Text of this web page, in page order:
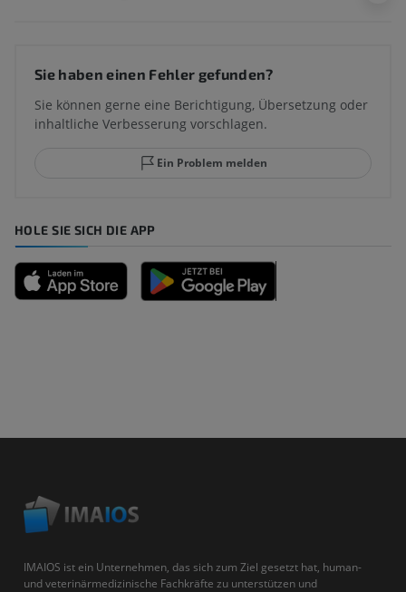
Sie haben einen Fehler gefunden?
Sie können gerne eine Berichtigung, Übersetzung oder
inhaltliche Verbesserung vorschlagen.
Ein Problem melden
HOLE SIE SICH DIE APP
IMAIOS ist ein Unternehmen, das sich zum Ziel gesetzt hat, human-
und veterinärmedizinische Fachkräfte zu unterstützen und